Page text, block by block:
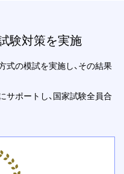
験対策を実施
の模試を実施し、その結果
ポートし、国家試験全員合